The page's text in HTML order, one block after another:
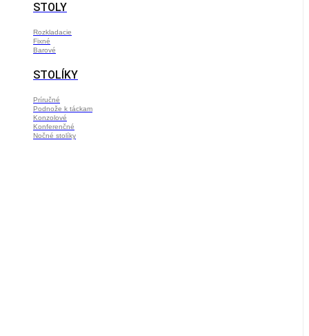
STOLY
Rozkladacie
Fixné
Barové
STOLÍKY
Príručné
Podnože k táckam
Konzolové
Konferenčné
Nočné stolíky